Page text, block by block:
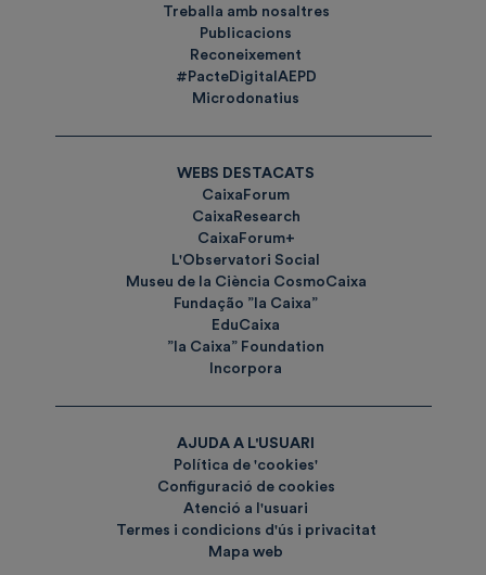
Treballa amb nosaltres
Publicacions
Reconeixement
#PacteDigitalAEPD
Microdonatius
WEBS DESTACATS
CaixaForum
CaixaResearch
CaixaForum+
L'Observatori Social
Museu de la Ciència CosmoCaixa
Fundação ”la Caixa”
EduCaixa
”la Caixa” Foundation
Incorpora
AJUDA A L'USUARI
Política de 'cookies'
Configuració de cookies
Atenció a l'usuari
Termes i condicions d'ús i privacitat
Mapa web